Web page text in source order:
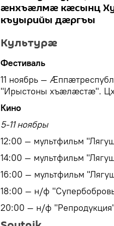
ӕнхъӕлмӕ кӕсынц
къуырийы дӕргъы
Культурæ
Фестиваль
11 ноябрь —
"Ирыстоны хъæлæстæ".
Кино
5-11 ноябры
12:00 — мультфильм
14:00 — мультфильм
16:00 — мультфильм
18:00 — н/ф
20:00 — н/ф